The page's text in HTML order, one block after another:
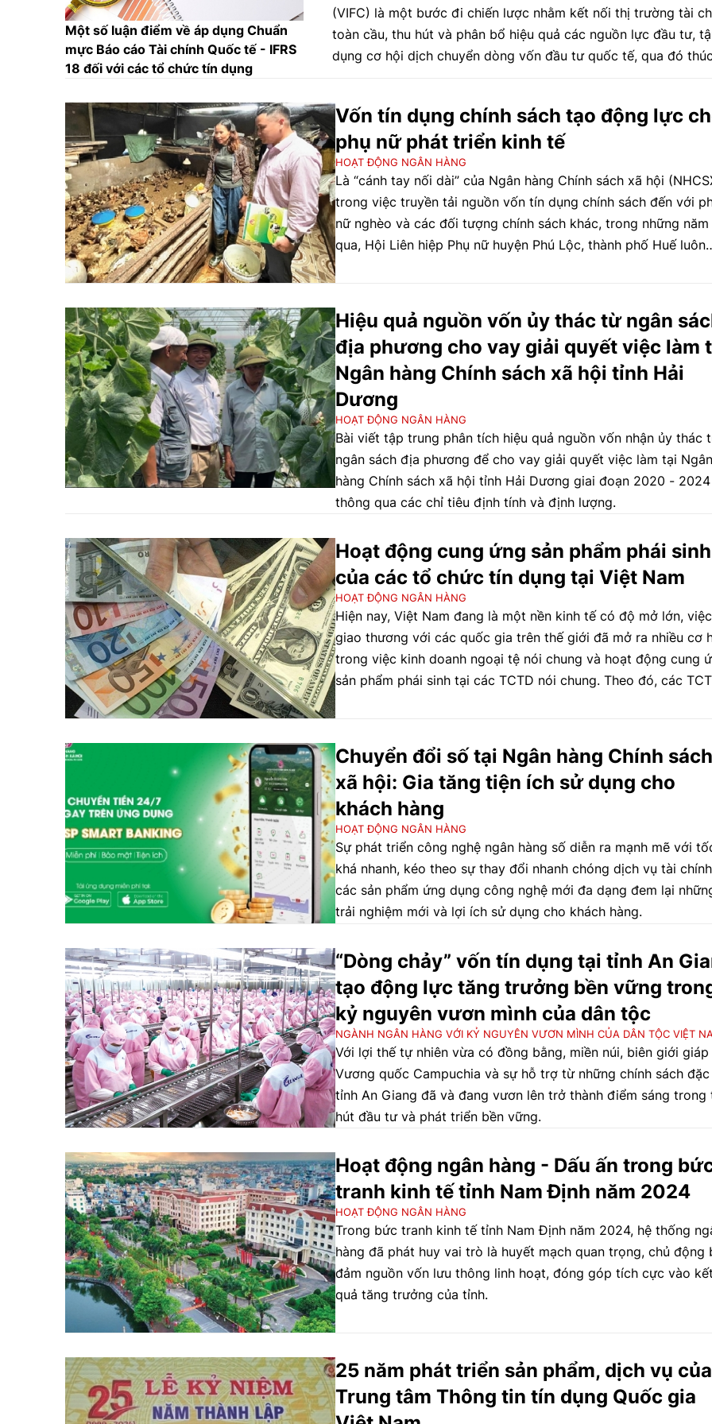
(VIFC) là một bước đi chiến lược nhằm kết nối thị trường tài
toàn cầu, thu hút và phân bổ hiệu quả các nguồn lực đầu tư,
dụng cơ hội dịch chuyển dòng vốn đầu tư quốc tế, qua đó thúc
cấu trúc đó, hoạt động ngân hàng giữ vai trò nền tảng, vừa
cấp dịch vụ tài chính, vừa góp phần hình thành và vận hành các
dòng vốn trong nền kinh tế. Trên cơ sở phân tích định hướng
sách tại Nghị quyết số 222/2025/QH15 ngày 27/6/2025 của
hội về VIFC, Nghị định số 329/2025/NĐ-CP ngày 18/12/2025
Chính phủ về cấp phép thành lập và hoạt động ngân hàng,
ngoại hối, phòng chống rửa tiền, chống tài trợ khủng bố, chống
trợ phổ biến vũ khí hủy diệt hàng loạt tại VIFC và thực tiễn
hoạt động ngân hàng tại VIFC đang được định hình theo cách
cận thận trọng, có lộ trình.
Một số luận điểm về áp dụng Chuẩn
mực Báo cáo Tài chính Quốc tế - IFRS
18 đối với các tổ chức tín dụng
Vốn tín dụng chính sách tạo động lực
phụ nữ phát triển kinh tế
HOẠT ĐỘNG NGÂN HÀNG
Là “cánh tay nối dài” của Ngân hàng Chính sách xã hội
trong việc truyền tải nguồn vốn tín dụng chính sách đến với
nữ nghèo và các đối tượng chính sách khác, trong những năm
qua, Hội Liên hiệp Phụ nữ huyện Phú Lộc, thành phố Huế luôn
tế cho chị em, qua đó, nâng cao vị thế của người phụ nữ trong
đình và xã hội.
Hiệu quả nguồn vốn ủy thác từ ngân
địa phương cho vay giải quyết việc làm
Ngân hàng Chính sách xã hội tỉnh Hải
Dương
HOẠT ĐỘNG NGÂN HÀNG
Bài viết tập trung phân tích hiệu quả nguồn vốn nhận ủy thác
ngân sách địa phương để cho vay giải quyết việc làm tại Ngân
hàng Chính sách xã hội tỉnh Hải Dương giai đoạn 2020 - 2024
thông qua các chỉ tiêu định tính và định lượng.
Hoạt động cung ứng sản phẩm phái sinh
của các tổ chức tín dụng tại Việt Nam
HOẠT ĐỘNG NGÂN HÀNG
Hiện nay, Việt Nam đang là một nền kinh tế có độ mở lớn, việc
giao thương với các quốc gia trên thế giới đã mở ra nhiều cơ
trong việc kinh doanh ngoại tệ nói chung và hoạt động cung
sản phẩm phái sinh tại các TCTD nói chung. Theo đó, các
quan chức năng cũng như sự điều tiết của thị trường.
Chuyển đổi số tại Ngân hàng Chính sách
xã hội: Gia tăng tiện ích sử dụng cho
khách hàng
HOẠT ĐỘNG NGÂN HÀNG
Sự phát triển công nghệ ngân hàng số diễn ra mạnh mẽ với
khá nhanh, kéo theo sự thay đổi nhanh chóng dịch vụ tài
các sản phẩm ứng dụng công nghệ mới đa dạng đem lại
trải nghiệm mới và lợi ích sử dụng cho khách hàng.
“Dòng chảy” vốn tín dụng tại tỉnh An
tạo động lực tăng trưởng bền vững
kỷ nguyên vươn mình của dân tộc
NGÀNH NGÂN HÀNG VỚI KỶ NGUYÊN VƯƠN MÌNH CỦA DÂN TỘC VIỆT
Với lợi thế tự nhiên vừa có đồng bằng, miền núi, biên giới giáp
Vương quốc Campuchia và sự hỗ trợ từ những chính sách
tỉnh An Giang đã và đang vươn lên trở thành điểm sáng trong
hút đầu tư và phát triển bền vững.
Hoạt động ngân hàng - Dấu ấn trong
tranh kinh tế tỉnh Nam Định năm 2024
HOẠT ĐỘNG NGÂN HÀNG
Trong bức tranh kinh tế tỉnh Nam Định năm 2024, hệ thống
hàng đã phát huy vai trò là huyết mạch quan trọng, chủ động
đảm nguồn vốn lưu thông linh hoạt, đóng góp tích cực vào kết
quả tăng trưởng của tỉnh.
25 năm phát triển sản phẩm, dịch vụ của
Trung tâm Thông tin tín dụng Quốc gia